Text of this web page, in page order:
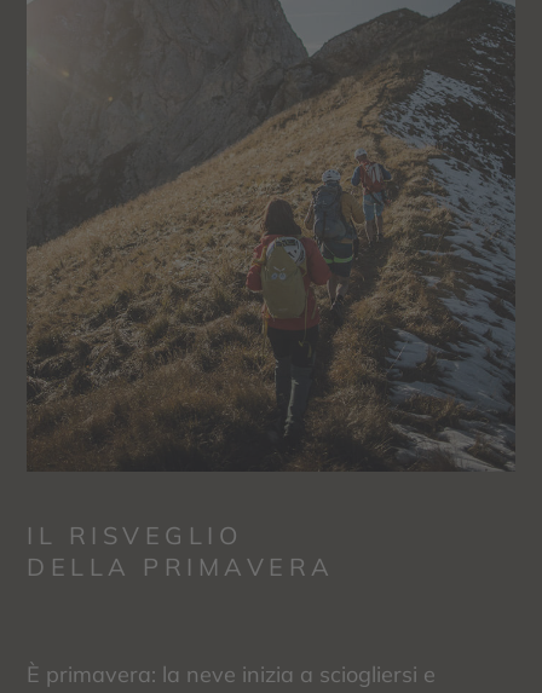
IL RISVEGLIO
DELLA PRIMAVERA
È primavera: la neve inizia a sciogliersi e